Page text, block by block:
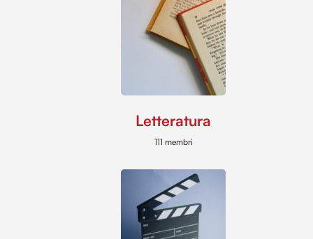
Letteratura
111 membri